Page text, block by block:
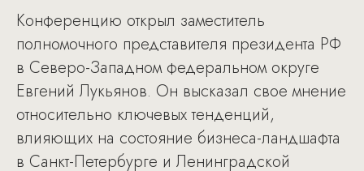
Конференцию открыл заместитель
полномочного представителя президента РФ
в Северо-Западном федеральном округе
Евгений Лукьянов. Он высказал свое мнение
относительно ключевых тенденций,
влияющих на состояние бизнеса-ландшафта
в Санкт-Петербурге и Ленинградской